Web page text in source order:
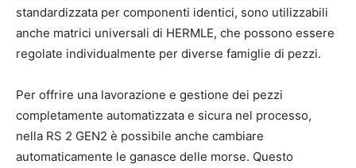
standardizzata per componenti identici, sono utilizzabili
anche matrici universali di HERMLE, che possono essere
regolate individualmente per diverse famiglie di pezzi.
Per offrire una lavorazione e gestione dei pezzi
completamente automatizzata e sicura nel processo,
nella RS 2 GEN2 è possibile anche cambiare
automaticamente le ganasce delle morse. Questo